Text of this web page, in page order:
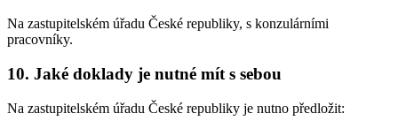
Na zastupitelském úřadu České republiky, s konzulárními
pracovníky.
10. Jaké doklady je nutné mít s sebou
Na zastupitelském úřadu České republiky je nutno předložit: